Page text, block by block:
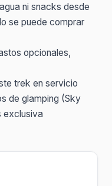
ni snacks desde
se puede comprar
opcionales,
trek en servicio
de glamping (Sky
exclusiva